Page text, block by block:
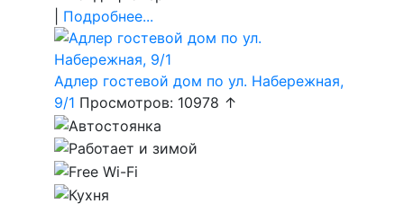
Подробнее...
Адлер гостевой дом по ул. Набережная,
9/1 Просмотров: 10978 ↑